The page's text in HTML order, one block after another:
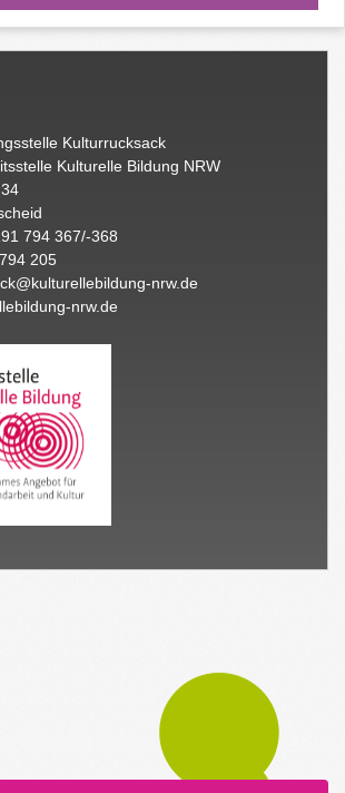
Kulturrucksack
Kulturelle Bildung NRW
794 367/-368
205
nrw.de
nrw.de